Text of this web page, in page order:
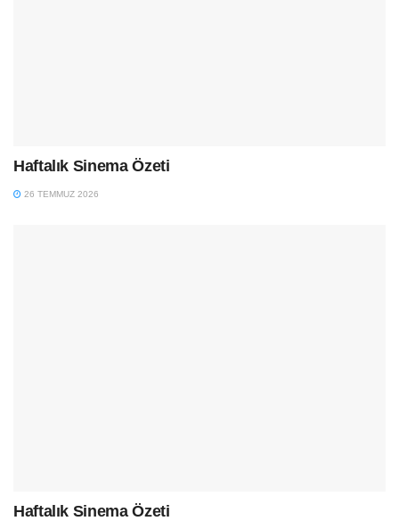
Haftalık Sinema Özeti
26 TEMMUZ 2026
Haftalık Sinema Özeti